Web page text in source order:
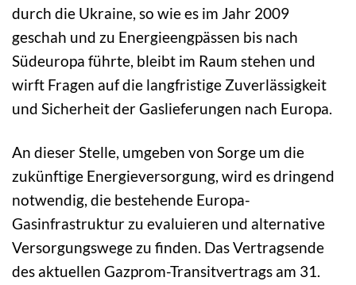
durch die Ukraine, so wie es im Jahr 2009
geschah und zu Energieengpässen bis nach
Südeuropa führte, bleibt im Raum stehen und
wirft Fragen auf die langfristige Zuverlässigkeit
und Sicherheit der Gaslieferungen nach Europa.
An dieser Stelle, umgeben von Sorge um die
zukünftige Energieversorgung, wird es dringend
notwendig, die bestehende Europa-
Gasinfrastruktur zu evaluieren und alternative
Versorgungswege zu finden. Das Vertragsende
des aktuellen Gazprom-Transitvertrags am 31.